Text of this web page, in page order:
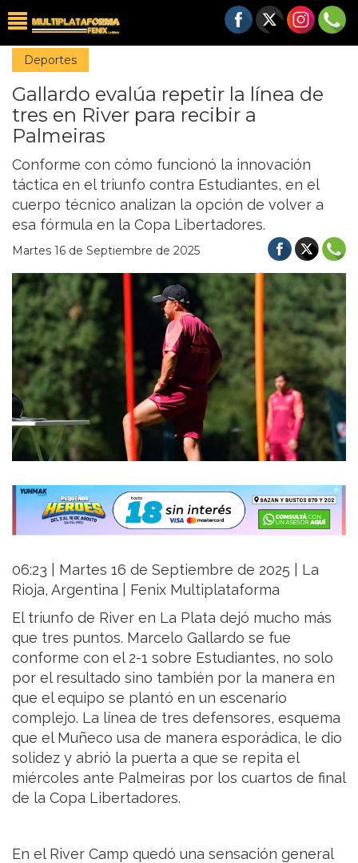
Deportes
Gallardo evalúa repetir la línea de
tres en River para recibir a
Palmeiras
Conforme con cómo funcionó la innovación
táctica en el triunfo contra Estudiantes, en el
cuerpo técnico analizan la opción de volver a
esa fórmula en la Copa Libertadores.
Martes 16 de Septiembre de 2025
06:23 | Martes 16 de Septiembre de 2025 | La
Rioja, Argentina | Fenix Multiplataforma
El triunfo de River en La Plata dejó mucho más
que tres puntos. Marcelo Gallardo se fue
conforme con el 2-1 sobre Estudiantes, no solo
por el resultado sino también por la manera en
que el equipo se plantó en un escenario
complejo. La línea de tres defensores, esquema
que el Muñeco usa de manera esporádica, le dio
solidez y abrió la puerta a que se repita el
miércoles ante Palmeiras por los cuartos de final
de la Copa Libertadores.
En el River Camp quedó una sensación general